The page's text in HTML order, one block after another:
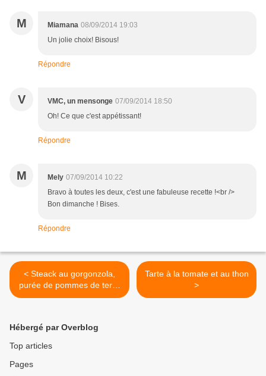
M Miamana 08/09/2014 19:03
Un jolie choix! Bisous!
Répondre
V VMC, un mensonge 07/09/2014 18:50
Oh! Ce que c'est appétissant!
Répondre
M Mely 07/09/2014 10:22
Bravo à toutes les deux, c'est une fabuleuse recette !<br />
Bon dimanche ! Bises.
Répondre
< Steack au gorgonzola,
purée de pommes de terre
et courgettes
Tarte à la tomate et au thon
>
Hébergé par Overblog
Top articles
Pages